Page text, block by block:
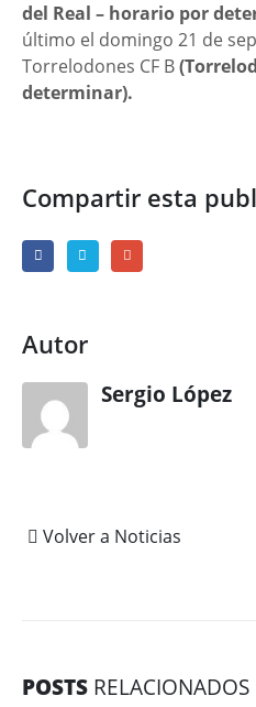
del Real – horario por
último el domingo 21 de
Torrelodones CF B
determinar).
Compartir esta
Autor
Sergio López
Volver a Noticias
POSTS RELACIONADOS